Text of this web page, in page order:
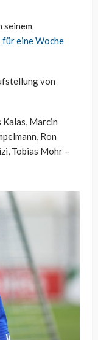
seinem
für eine Woche
von
Kalas, Marcin
Ron
Tobias Mohr –